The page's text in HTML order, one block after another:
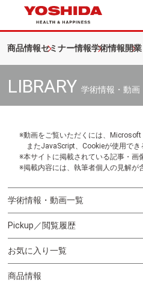
商品情報セミナー情報学術情報開
LIBRARY 学術情報・動画
※動画をご覧いただくには、Microsoft
またJavaScript、Cookieが使用でき
※本サイトに掲載されている記事・画
※掲載内容には、執筆者個人の見解が
学術情報・動画一覧
Pickup／閲覧履歴
お気に入り一覧
商品情報